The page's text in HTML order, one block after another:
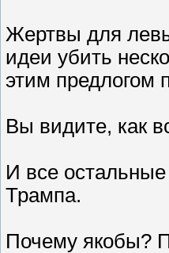
Жертвы для
идеи убить
этим предлогом
Вы видите, как
И все
Трампа.
Почему якобы?